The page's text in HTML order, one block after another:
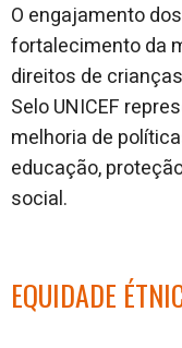
O engajamento
fortalecimento da
direitos de
Selo UNICEF
melhoria de
educação,
social.
EQUIDADE